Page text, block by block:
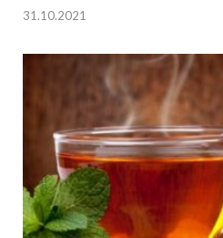
31.10.2021